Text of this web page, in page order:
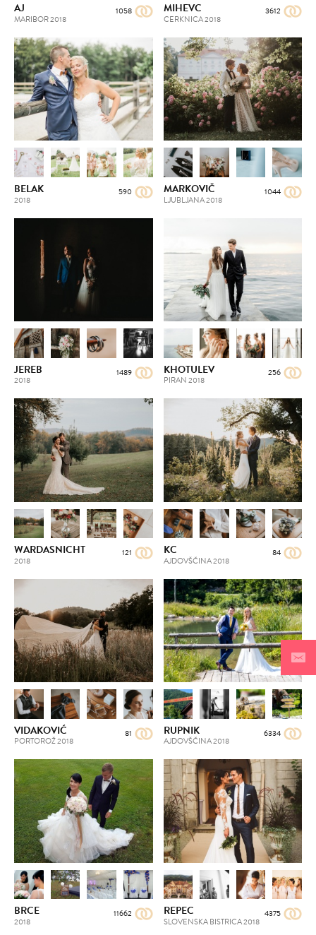
1058
AJ
MARIBOR2018
3612
MIHEVC
CERKNICA2018
590
BELAK
2018
1044
MARKOVIČ
LJUBLJANA2018
1489
JEREB
2018
256
KHOTULEV
PIRAN2018
121
WARDASNICHT
2018
84
KC
AJDOVŠČINA2018
81
VIDAKOVIĆ
PORTOROŽ2018
6334
RUPNIK
AJDOVŠČINA2018
11662
BRCE
2018
4375
REPEC
SLOVENSKA BISTRICA2018